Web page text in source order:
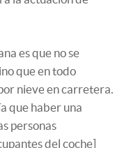
es que no se
que en todo
nieve en carretera.
que haber una
personas
del coche]